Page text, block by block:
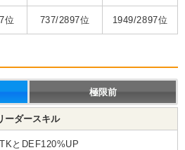
位 737/2897位 1949/2897位
極限前
ーダースキル
とDEF120%UP